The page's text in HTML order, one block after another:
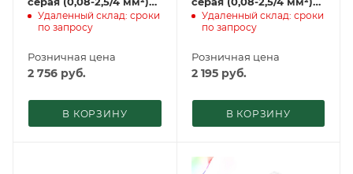
(40 шт./уп.) WAGO
Удаленный склад: сроки
по запросу
Розничная цена
2 756 руб.
В КОРЗИНУ
(50 шт./уп.) WAGO
Удаленный склад: сроки
по запросу
Розничная цена
2 195руб.
В КОРЗИНУ